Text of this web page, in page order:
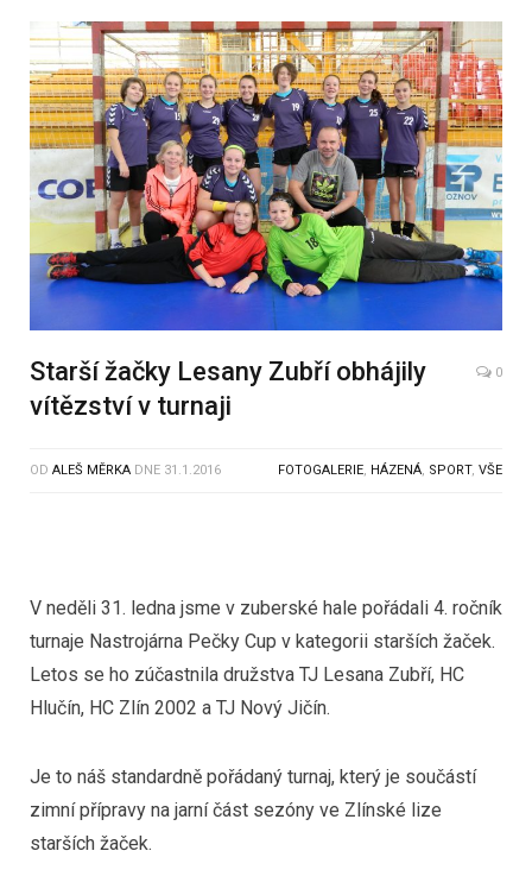
Starší žačky Lesany Zubří obhájily
vítězství v turnaji
0
OD ALEŠ MĚRKA DNE 31.1.2016 FOTOGALERIE, HÁZENÁ, SPORT, VŠE
V neděli 31. ledna jsme v zuberské hale pořádali 4. ročník
turnaje Nastrojárna Pečky Cup v kategorii starších žaček.
Letos se ho zúčastnila družstva TJ Lesana Zubří, HC
Hlučín, HC Zlín 2002 a TJ Nový Jičín.
Je to náš standardně pořádaný turnaj, který je součástí
zimní přípravy na jarní část sezóny ve Zlínské lize
starších žaček.